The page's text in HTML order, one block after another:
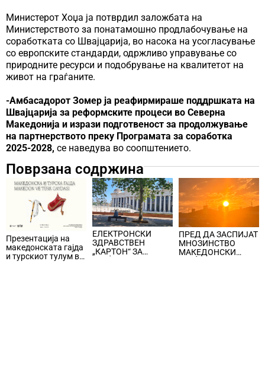
Министерот Хоџа ја потврдил заложбата на
Министерството за понатамошно продлабочување на
соработката со Швајцарија, во насока на усогласување
со европските стандарди, одржливо управување со
природните ресурси и подобрување на квалитетот на
живот на граѓаните.
-Амбасадорот Зомер ја реафирмираше поддршката на
Швајцарија за реформските процеси во Северна
Македонија и изрази подготвеност за продолжување
на партнерството преку Програмата за соработка
2025-2028, се наведува во соопштението.
Поврзана содржина
Презентација на
македонската гајда
и турскиот тулум во
ЕЛЕКТРОНСКИ
ЗДРАВСТВЕН
„КАРТОН“ ЗА
ПРЕД ДА ЗАСПИЈАТ
МНОЗИНСТВО
МАКЕДОНСКИ